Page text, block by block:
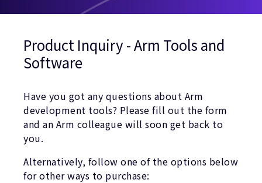
企業様向けFlexible Access
その他のお問い合わせ
教育関連
報道関連
人材採用
ウェブサイト
開発
企業情報
Product Inquiry - Arm Tools and
Software
Have you got any questions about Arm
development tools? Please fill out the form
and an Arm colleague will soon get back to
you.
Alternatively, follow one of the options below
for other ways to purchase: